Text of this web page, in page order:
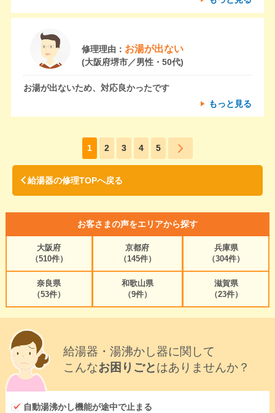
修理理由： お湯が出ない
(大阪府堺市／男性・50代)
お湯が出ないため、対応良かったです
もっと見る
1 2 3 4 5
給湯器の修理TOPへ戻る
お客さまの声をエリアから探す
大阪府
（510件）
京都府
（145件）
兵庫県
（304件）
奈良県
（53件）
和歌山県
（9件）
滋賀県
（23件）
給湯器・湯沸かし器に関して
こんなお困りごとはありませんか？
自動湯沸かし機能が途中で止まる